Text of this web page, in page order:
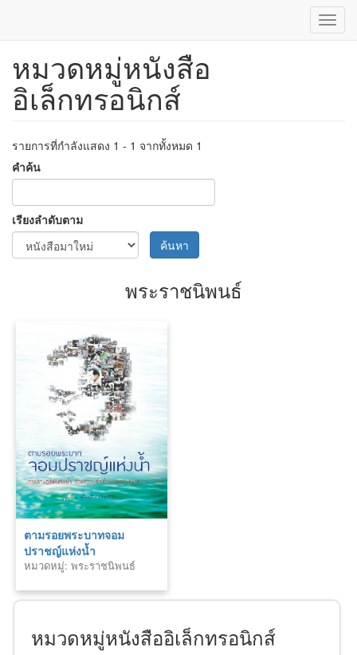
ข้าม
เนื้อหา
หมวดหมู่หนังสือ
อิเล็กทรอนิกส์
รายการที่กำลังแสดง 1 - 1 จากทั้งหมด 1
คำค้น
เรียงลำดับตาม
ค้นหา
พระราชนิพนธ์
ตามรอยพระบาทจอม
ปราชญ์แห่งน้ำ
หมวดหมู่: พระราชนิพนธ์
หมวดหมู่หนังสืออิเล็กทรอนิกส์